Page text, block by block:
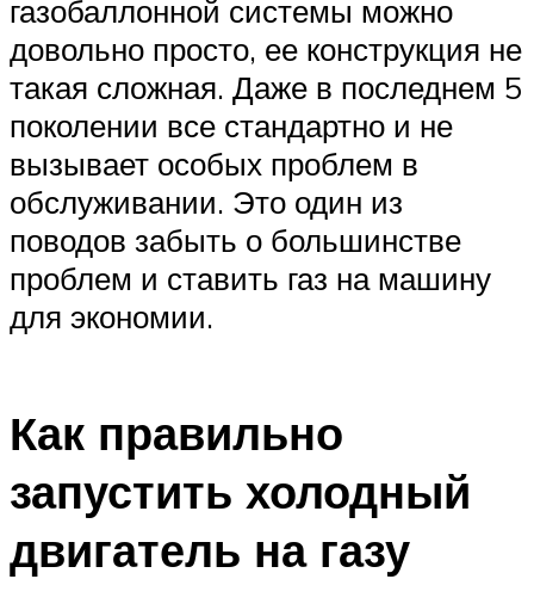
газобаллонной системы можно
довольно просто, ее конструкция не
такая сложная. Даже в последнем 5
поколении все стандартно и не
вызывает особых проблем в
обслуживании. Это один из
поводов забыть о большинстве
проблем и ставить газ на машину
для экономии.
Как правильно
запустить холодный
двигатель на газу